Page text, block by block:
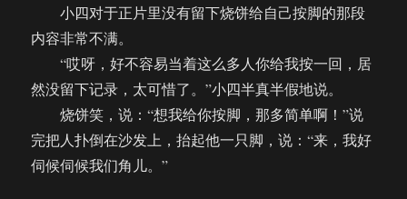
小四对于正片里没有留下烧饼给自己按脚的那段
内容非常不满。
“哎呀，好不容易当着这么多人你给我按一回，居
然没留下记录，太可惜了。”小四半真半假地说。
烧饼笑，说：“想我给你按脚，那多简单啊！”说
完把人扑倒在沙发上，抬起他一只脚，说：“来，我好
伺候伺候我们角儿。”